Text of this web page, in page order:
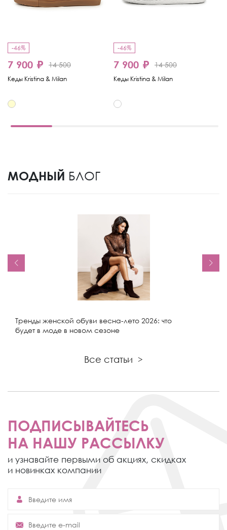
-46%
7 900 ₽ 14 500
Кеды Kristina & Milan
-46%
7 900 ₽ 14 500
Кеды Kristina & Milan
МОДНЫЙ БЛОГ
Тренды женской обуви весна-лето 2026: что
будет в моде в новом сезоне
Все статьи >
ПОДПИСЫВАЙТЕСЬ
НА НАШУ РАССЫЛКУ
и узнавайте первыми об акциях, скидках
и новинках компании